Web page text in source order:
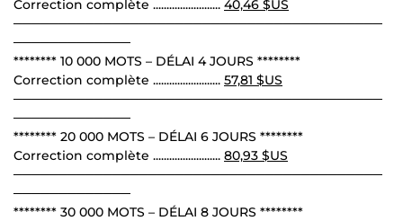
Correction complète ......................... 40,46 $US
─────────────────────────────────────────
─────────────
******** 10 000 MOTS – DÉLAI 4 JOURS ********
Correction complète ......................... 57,81 $US
─────────────────────────────────────────
─────────────
******** 20 000 MOTS – DÉLAI 6 JOURS ********
Correction complète ......................... 80,93 $US
─────────────────────────────────────────
─────────────
******** 30 000 MOTS – DÉLAI 8 JOURS ********